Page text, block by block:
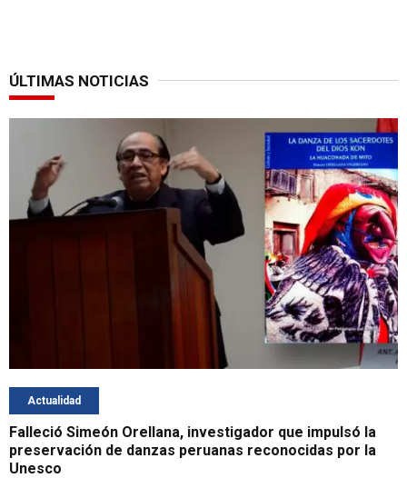
ÚLTIMAS NOTICIAS
Actualidad
Falleció Simeón Orellana, investigador que impulsó la
preservación de danzas peruanas reconocidas por la
Unesco